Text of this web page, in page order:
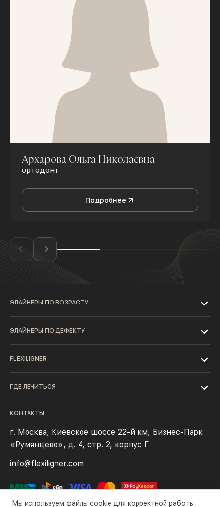
Архарова Ольга Николаевна
ортодонт
Подробнее
ЭЛАЙНЕРЫ ПО ВОЗРАСТУ
ЭЛАЙНЕРЫ ПО ДЕФЕКТУ
FLEXILIGNER
ГДЕ ЛЕЧИТЬСЯ
КОНТАКТЫ
г. Москва, Киевское шоссе 22-й км, Бизнес-Парк
«Румянцево», д. 4, стр. 2, корпус Г
info@flexiligner.com
Мы используем файлы cookie для корректной работы